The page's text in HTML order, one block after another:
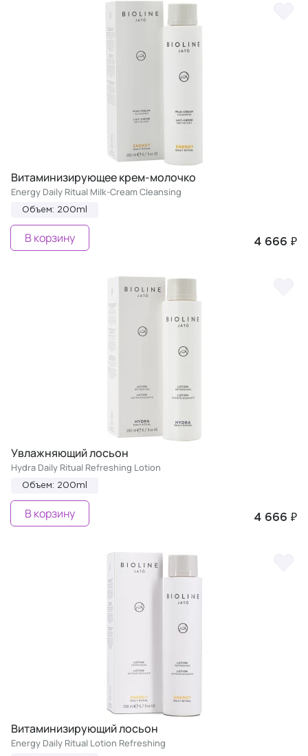
Витаминизирующее крем-молочко
Energy Daily Ritual Milk-Cream Cleansing
Объем: 200ml
4 666 ₽
В корзину
Увлажняющий лосьон
Hydra Daily Ritual Refreshing Lotion
Объем: 200ml
4 666 ₽
В корзину
Витаминизирующий лосьон
Energy Daily Ritual Lotion Refreshing